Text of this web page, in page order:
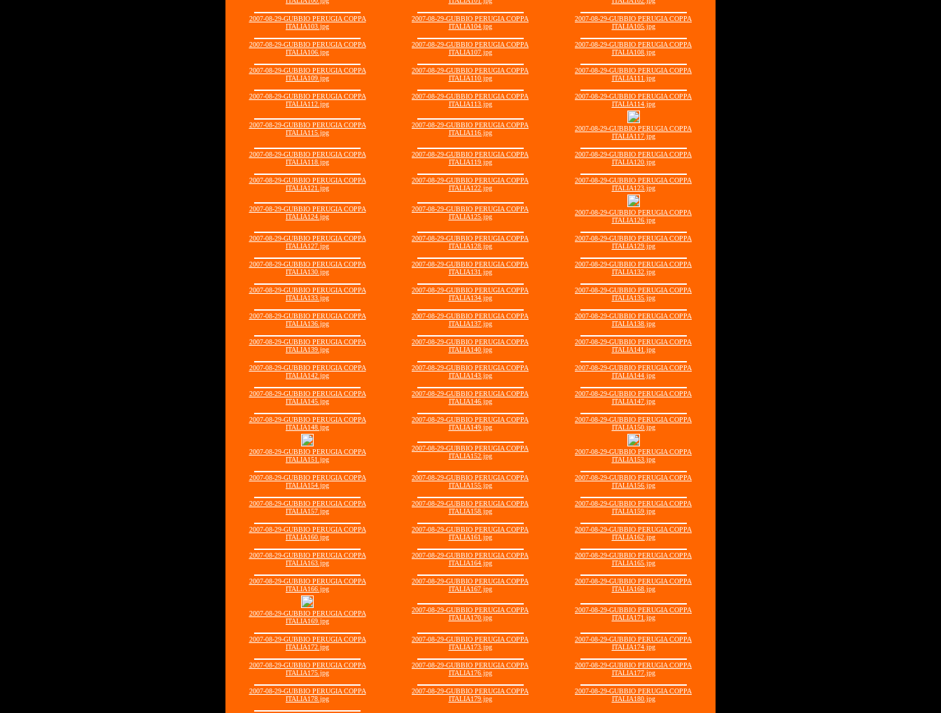
2007-08-29-GUBBIO PERUGIA COPPA
ITALIA103.jpg
2007-08-29-GUBBIO PERUGIA COPPA
ITALIA104.jpg
2007-08-29-GUBBIO PERUGIA COPPA
ITALIA105.jpg
2007-08-29-GUBBIO PERUGIA COPPA
ITALIA106.jpg
2007-08-29-GUBBIO PERUGIA COPPA
ITALIA107.jpg
2007-08-29-GUBBIO PERUGIA COPPA
ITALIA108.jpg
2007-08-29-GUBBIO PERUGIA COPPA
ITALIA109.jpg
2007-08-29-GUBBIO PERUGIA COPPA
ITALIA110.jpg
2007-08-29-GUBBIO PERUGIA COPPA
ITALIA111.jpg
2007-08-29-GUBBIO PERUGIA COPPA
ITALIA112.jpg
2007-08-29-GUBBIO PERUGIA COPPA
ITALIA113.jpg
2007-08-29-GUBBIO PERUGIA COPPA
ITALIA114.jpg
2007-08-29-GUBBIO PERUGIA COPPA
ITALIA115.jpg
2007-08-29-GUBBIO PERUGIA COPPA
ITALIA116.jpg
2007-08-29-GUBBIO PERUGIA COPPA
ITALIA117.jpg
2007-08-29-GUBBIO PERUGIA COPPA
ITALIA118.jpg
2007-08-29-GUBBIO PERUGIA COPPA
ITALIA119.jpg
2007-08-29-GUBBIO PERUGIA COPPA
ITALIA120.jpg
2007-08-29-GUBBIO PERUGIA COPPA
ITALIA121.jpg
2007-08-29-GUBBIO PERUGIA COPPA
ITALIA122.jpg
2007-08-29-GUBBIO PERUGIA COPPA
ITALIA123.jpg
2007-08-29-GUBBIO PERUGIA COPPA
ITALIA124.jpg
2007-08-29-GUBBIO PERUGIA COPPA
ITALIA125.jpg
2007-08-29-GUBBIO PERUGIA COPPA
ITALIA126.jpg
2007-08-29-GUBBIO PERUGIA COPPA
ITALIA127.jpg
2007-08-29-GUBBIO PERUGIA COPPA
ITALIA128.jpg
2007-08-29-GUBBIO PERUGIA COPPA
ITALIA129.jpg
2007-08-29-GUBBIO PERUGIA COPPA
ITALIA130.jpg
2007-08-29-GUBBIO PERUGIA COPPA
ITALIA131.jpg
2007-08-29-GUBBIO PERUGIA COPPA
ITALIA132.jpg
2007-08-29-GUBBIO PERUGIA COPPA
ITALIA133.jpg
2007-08-29-GUBBIO PERUGIA COPPA
ITALIA134.jpg
2007-08-29-GUBBIO PERUGIA COPPA
ITALIA135.jpg
2007-08-29-GUBBIO PERUGIA COPPA
ITALIA136.jpg
2007-08-29-GUBBIO PERUGIA COPPA
ITALIA137.jpg
2007-08-29-GUBBIO PERUGIA COPPA
ITALIA138.jpg
2007-08-29-GUBBIO PERUGIA COPPA
ITALIA139.jpg
2007-08-29-GUBBIO PERUGIA COPPA
ITALIA140.jpg
2007-08-29-GUBBIO PERUGIA COPPA
ITALIA141.jpg
2007-08-29-GUBBIO PERUGIA COPPA
ITALIA142.jpg
2007-08-29-GUBBIO PERUGIA COPPA
ITALIA143.jpg
2007-08-29-GUBBIO PERUGIA COPPA
ITALIA144.jpg
2007-08-29-GUBBIO PERUGIA COPPA
ITALIA145.jpg
2007-08-29-GUBBIO PERUGIA COPPA
ITALIA146.jpg
2007-08-29-GUBBIO PERUGIA COPPA
ITALIA147.jpg
2007-08-29-GUBBIO PERUGIA COPPA
ITALIA148.jpg
2007-08-29-GUBBIO PERUGIA COPPA
ITALIA149.jpg
2007-08-29-GUBBIO PERUGIA COPPA
ITALIA150.jpg
2007-08-29-GUBBIO PERUGIA COPPA
ITALIA151.jpg
2007-08-29-GUBBIO PERUGIA COPPA
ITALIA152.jpg
2007-08-29-GUBBIO PERUGIA COPPA
ITALIA153.jpg
2007-08-29-GUBBIO PERUGIA COPPA
ITALIA154.jpg
2007-08-29-GUBBIO PERUGIA COPPA
ITALIA155.jpg
2007-08-29-GUBBIO PERUGIA COPPA
ITALIA156.jpg
2007-08-29-GUBBIO PERUGIA COPPA
ITALIA157.jpg
2007-08-29-GUBBIO PERUGIA COPPA
ITALIA158.jpg
2007-08-29-GUBBIO PERUGIA COPPA
ITALIA159.jpg
2007-08-29-GUBBIO PERUGIA COPPA
ITALIA160.jpg
2007-08-29-GUBBIO PERUGIA COPPA
ITALIA161.jpg
2007-08-29-GUBBIO PERUGIA COPPA
ITALIA162.jpg
2007-08-29-GUBBIO PERUGIA COPPA
ITALIA163.jpg
2007-08-29-GUBBIO PERUGIA COPPA
ITALIA164.jpg
2007-08-29-GUBBIO PERUGIA COPPA
ITALIA165.jpg
2007-08-29-GUBBIO PERUGIA COPPA
ITALIA166.jpg
2007-08-29-GUBBIO PERUGIA COPPA
ITALIA167.jpg
2007-08-29-GUBBIO PERUGIA COPPA
ITALIA168.jpg
2007-08-29-GUBBIO PERUGIA COPPA
ITALIA169.jpg
2007-08-29-GUBBIO PERUGIA COPPA
ITALIA170.jpg
2007-08-29-GUBBIO PERUGIA COPPA
ITALIA171.jpg
2007-08-29-GUBBIO PERUGIA COPPA
ITALIA172.jpg
2007-08-29-GUBBIO PERUGIA COPPA
ITALIA173.jpg
2007-08-29-GUBBIO PERUGIA COPPA
ITALIA174.jpg
2007-08-29-GUBBIO PERUGIA COPPA
ITALIA175.jpg
2007-08-29-GUBBIO PERUGIA COPPA
ITALIA176.jpg
2007-08-29-GUBBIO PERUGIA COPPA
ITALIA177.jpg
2007-08-29-GUBBIO PERUGIA COPPA
ITALIA178.jpg
2007-08-29-GUBBIO PERUGIA COPPA
ITALIA179.jpg
2007-08-29-GUBBIO PERUGIA COPPA
ITALIA180.jpg